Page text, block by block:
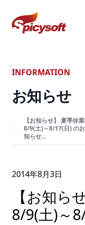
スパイシーソフト株
INFORMATION
お知らせ
【お知らせ】 夏季休業
8/9(土)～8/17(日) のお
知らせ...
2014年8月3日
【お知ら
8/9(土)～